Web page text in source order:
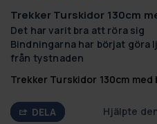
Trekker Turskidor 130cm
Det har varit bra att röra sig
Bindningarna har börjat göra
från tystnaden
Trekker Turskidor 130cm
DELA Hjälpte